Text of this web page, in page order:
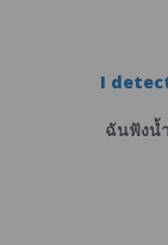
I
ฉันฟังน้